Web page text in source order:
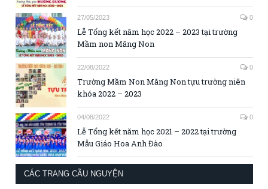
27/05/2023 0
Lễ Tổng kết năm học 2022 – 2023 tại trường
Mầm non Măng Non
22/08/2022 0
Trường Mầm Non Măng Non tựu trường niên
khóa 2022 – 2023
04/08/2022 0
Lễ Tổng kết năm học 2021 – 2022 tại trường
Mẫu Giáo Hoa Anh Đào
CÁC TRANG CẦU NGUYỆN